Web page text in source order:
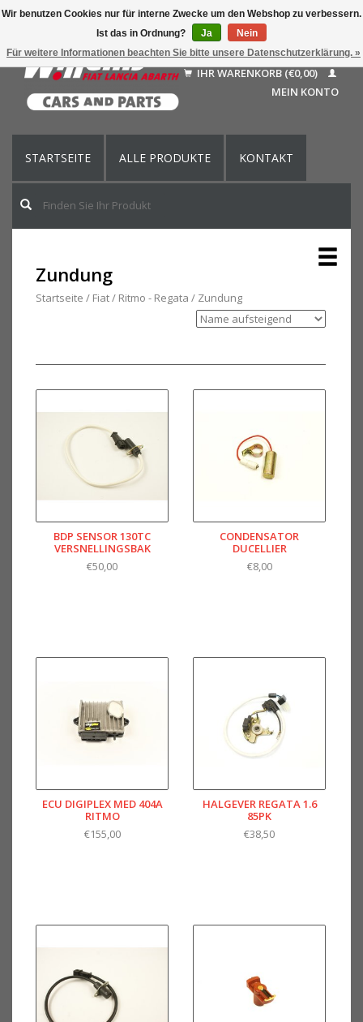
Nederlands
Français
English (US)
IHR WARENKORB (€0,00)
MEIN KONTO
STARTSEITE ALLE PRODUKTE KONTAKT
Zundung
Startseite / Fiat/ Ritmo - Regata / Zundung
BDP SENSOR 130TC
VERSNELLINGSBAK
€50,00
CONDENSATOR
DUCELLIER
€8,00
ECU DIGIPLEX MED 404A
RITMO
€155,00
HALGEVER REGATA 1.6
85PK
€38,50
Wir benutzen Cookies nur für interne Zwecke um den Webshop zu verbessern.
Ist das in Ordnung?
Ja
Nein
Für weitere Informationen beachten Sie bitte unsere Datenschutzerklärung. »